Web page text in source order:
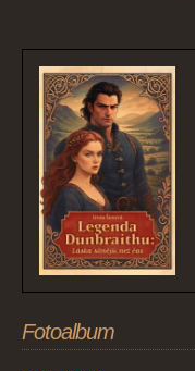
Fotoalbum